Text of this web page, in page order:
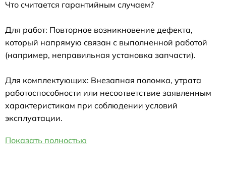
Что считается гарантийным случаем?
Для работ: Повторное возникновение дефекта,
который напрямую связан с выполненной работой
(например, неправильная установка запчасти).
Для комплектующих: Внезапная поломка, утрата
работоспособности или несоответствие заявленным
характеристикам при соблюдении условий
эксплуатации.
Показать полностью